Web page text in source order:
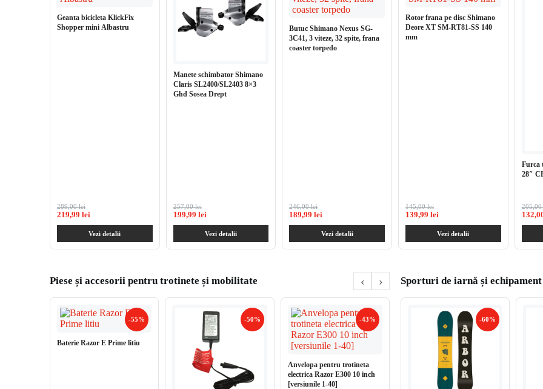
Geanta bicicleta KlickFix
Shopper mini Albastru
289,00 lei
219,99 lei
Vezi detalii
Manete schimbator Shimano
Claris SL2400/SL2403 8×3
Ghd Sosea Drept
257,00 lei
199,99 lei
Vezi detalii
Butuc Shimano Nexus SG-
3C41, 3 viteze, 32 spite, frana
coaster torpedo
246,00 lei
189,99 lei
Vezi detalii
Rotor frana pe disc Shimano
Deore XT SM-RT81-SS 140
mm
145,00 lei
139,99 lei
Vezi detalii
Furca
28″
205,00
Piese și accesorii pentru trotinete și mobilitate ‹ ›
-55%
Baterie Razor E Prime litiu
-50% -43%
Anvelopa pentru trotineta
electrica Razor E300 10 inch
[versiunile 1-40]
-39%
Incarcator Razor Turbo Jetts
Sporturi de iarnă și echipament
-60%